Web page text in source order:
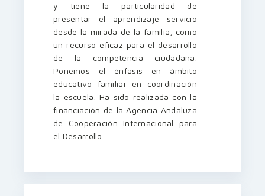
y tiene la particularidad de
presentar el aprendizaje servicio
desde la mirada de la familia, como
un recurso eficaz para el desarrollo
de la competencia ciudadana.
Ponemos el énfasis en ámbito
educativo familiar en coordinación
la escuela. Ha sido realizada con la
financiación de la Agencia Andaluza
de Cooperación Internacional para
el Desarrollo.